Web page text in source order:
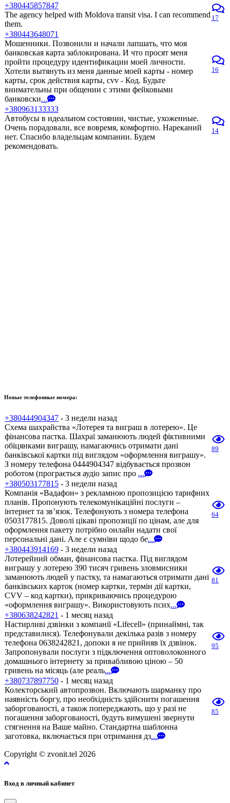
+380445857847
The agency helped with Moldova transit visa. I can recommend
them.
17
+380443648071
Мошенники. Позвонили и начали лапшать, что моя
банковская карта заблокирована. И что просят меня
пройти процедуру идентификации моей личности.
Хотели вытянуть из меня данные моей карты - номер
карты, срок действия карты, cvv - Код. Будьте
внимательны при общении с этими фейковыми
банковски...
16
+380963133333
Автобусы в идеальном состоянии, чистые, ухоженные.
Очень порадовали, все вовремя, комфортно. Нареканий
нет. Спасибо владельцам компании. Будем
рекомендовать.
14
Новые телефонные номера:
+380444904347 - 3 недели назад
Схема шахрайства «Лотерея та виграш в лотерею». Це
фінансова пастка. Шахраї заманюють людей фіктивними
обіцянками виграшу, намагаючись отримати дані
банківської картки під виглядом «оформлення виграшу».
З номеру телефона 0444904347 відбувається прозвон
роботом (програється аудіо запис про ...
89
+380503177815 - 3 недели назад
Компанія «Вадафон» з рекламною пропозицією тарифних
планів. Пропонують телекомунікаційні послуги –
інтернет та зв’язок. Телефонують з номера телефона
0503177815. Доволі цікаві пропозиції по цінам, але для
оформлення пакету потрібно онлайн надати свої
персональні дані. Але є сумніви щодо бе...
64
+380443914169 - 3 недели назад
Лотерейний обман, фінансова пастка. Під виглядом
виграшу у лотерею 390 тисяч гривень зловмисники
заманюють людей у пастку, та намагаються отримати дані
банківських карток (номер картки, термін дії картки,
CVV – код картки), прикриваючись процедурою
«оформлення виграшу». Використовують псих...
81
+380638242821 - 1 месяц назад
Настирливі дзвінки з компанії «Lifecell» (принаймні, так
представилися). Телефонували декілька разів з номеру
телефона 0638242821, допоки я не прийняв їх дзвінок.
Запропонували послуги з підключення оптоволоконного
домашнього інтернету за привабливою ціною – 50
гривень на місяць (але реаль...
95
+380737897750 - 1 месяц назад
Колекторський автопрозвон. Включають шарманку про
наявність боргу, про необхідність здійснити погашення
заборгованості, а також попереджають, що у разі не
погашення заборгованості, будуть вимушені звернути
стягнення на Ваше майно. Стандартна шаблонна
заготовка, включається при отримання дз...
85
Copyright © zvonit.tel 2026
Вход в личный кабинет